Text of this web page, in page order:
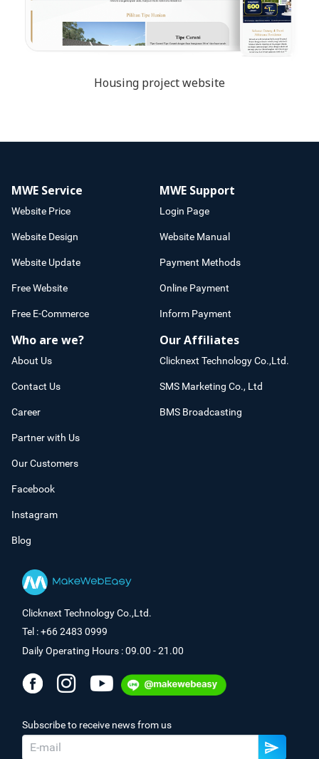
Housing project website
MWE Service
Website Price
Website Design
Website Update
Free Website
Free E-Commerce
MWE Support
Login Page
Website Manual
Payment Methods
Online Payment
Inform Payment
Who are we?
About Us
Contact Us
Career
Partner with Us
Our Customers
Facebook
Instagram
Blog
Our Affiliates
Clicknext Technology Co.,Ltd.
SMS Marketing Co., Ltd
BMS Broadcasting
Clicknext Technology Co.,Ltd.
Tel : +66 2483 0999
Daily Operating Hours : 09.00 - 21.00
Subscribe to receive news from us